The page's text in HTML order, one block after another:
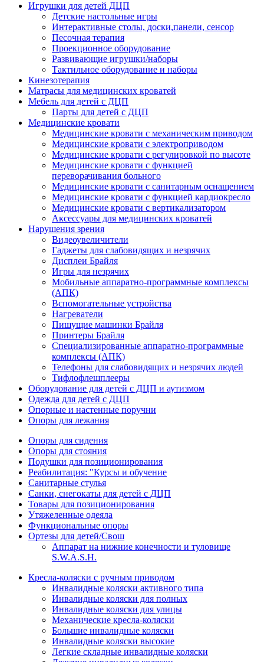
Игрушки для детей ДЦП
Детские настольные игры
Интерактивные столы, доски,панели, сенсор
Песочная терапия
Проекционное оборудование
Развивающие игрушки/наборы
Тактильное оборудование и наборы
Кинезотерапия
Матрасы для медицинских кроватей
Мебель для детей с ДЦП
Парты для детей с ДЦП
Медицинские кровати
Медицинские кровати с механическим приводом
Медицинские кровати с электроприводом
Медицинские кровати с регулировкой по высоте
Медицинские кровати с функцией
переворачивания больного
Медицинские кровати с санитарным оснащением
Медицинские кровати с функцией кардиокресло
Медицинские кровати с вертикализатором
Аксессуары для медицинских кроватей
Нарушения зрения
Видеоувеличители
Гаджеты для слабовидящих и незрячих
Дисплеи Брайля
Игры для незрячих
Мобильные аппаратно-программные комплексы
(АПК)
Вспомогательные устройства
Нагреватели
Пишущие машинки Брайля
Принтеры Брайля
Специализированные аппаратно-программные
комплексы (АПК)
Телефоны для слабовидящих и незрячих людей
Тифлофлешплееры
Оборудование для детей с ДЦП и аутизмом
Одежда для детей с ДЦП
Опорные и настенные поручни
Опоры для лежания
Опоры для сидения
Опоры для стояния
Подушки для позиционирования
Реабилитация: "Курсы и обучение
Санитарные стулья
Санки, снегокаты для детей с ДЦП
Товары для позиционирования
Утяжеленные одеяла
Функциональные опоры
Ортезы для детей/Свош
Аппарат на нижние конечности и туловище
S.W.A.S.H.
Кресла-коляски с ручным приводом
Инвалидные коляски активного типа
Инвалидные коляски для полных
Инвалидные коляски для улицы
Механические кресла-коляски
Большие инвалидные коляски
Инвалидные коляски высокие
Легкие складные инвалидные коляски